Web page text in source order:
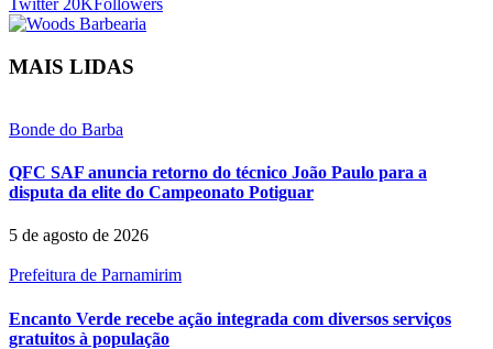
Twitter 20KFollowers
MAIS LIDAS
Bonde do Barba
QFC SAF anuncia retorno do técnico João Paulo para a
disputa da elite do Campeonato Potiguar
5 de agosto de 2026
Prefeitura de Parnamirim
Encanto Verde recebe ação integrada com diversos serviços
gratuitos à população